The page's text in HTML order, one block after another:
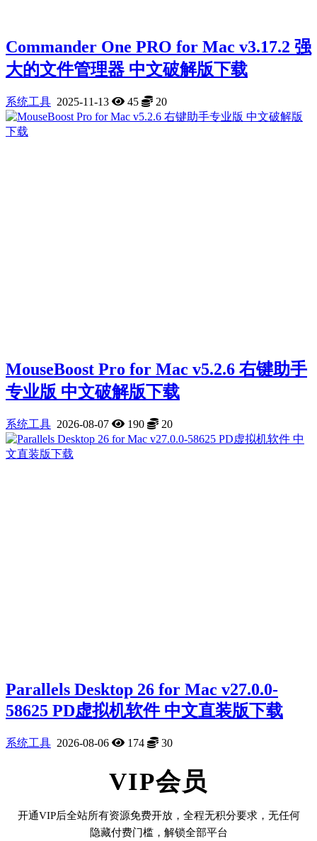
Commander One PRO for Mac v3.17.2 强
大的文件管理器 中文破解版下载
系统工具 2025-11-13 45 20
MouseBoost Pro for Mac v5.2.6 右键助手
专业版 中文破解版下载
系统工具 2026-08-07 190 20
Parallels Desktop 26 for Mac v27.0.0-
58625 PD虚拟机软件 中文直装版下载
系统工具 2026-08-06 174 30
VIP会员
开通VIP后全站所有资源免费开放，全程无积分要求，无任何
隐藏付费门槛，解锁全部平台